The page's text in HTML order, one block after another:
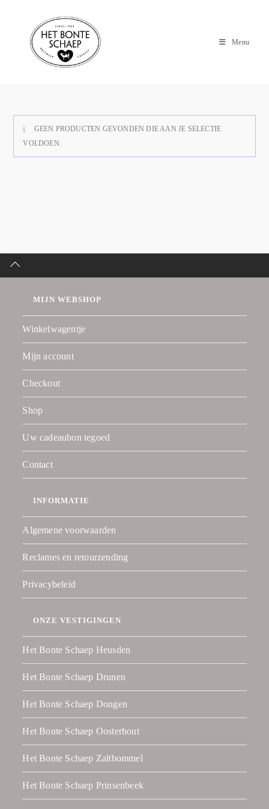
Menu
GEEN PRODUCTEN GEVONDEN DIE AAN JE SELECTIE
VOLDOEN.
MIJN WEBSHOP
Winkelwagentje
Mijn account
Checkout
Shop
Uw cadeaubon tegoed
Contact
INFORMATIE
Algemene voorwaarden
Reclames en retourzending
Privacybeleid
ONZE VESTIGINGEN
Het Bonte Schaep Heusden
Het Bonte Schaep Drunen
Het Bonte Schaep Dongen
Het Bonte Schaep Oosterhout
Het Bonte Schaep Zaltbommel
Het Bonte Schaep Prinsenbeek